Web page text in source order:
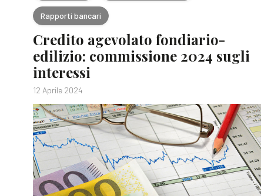
Rapporti bancari
Credito agevolato fondiario-
edilizio: commissione 2024 sugli
interessi
12 Aprile 2024